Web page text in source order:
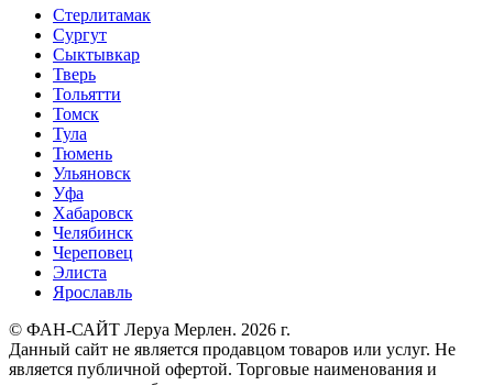
Стерлитамак
Сургут
Сыктывкар
Тверь
Тольятти
Томск
Тула
Тюмень
Ульяновск
Уфа
Хабаровск
Челябинск
Череповец
Элиста
Ярославль
© ФАН-САЙТ Леруа Мерлен. 2026 г.
Данный сайт не является продавцом товаров или услуг. Не
является публичной офертой. Торговые наименования и